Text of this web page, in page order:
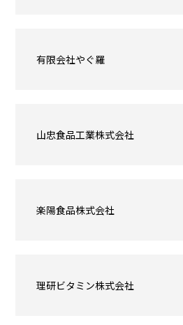
有限会社やぐ羅
山忠食品工業株式会社
楽陽食品株式会社
理研ビタミン株式会社